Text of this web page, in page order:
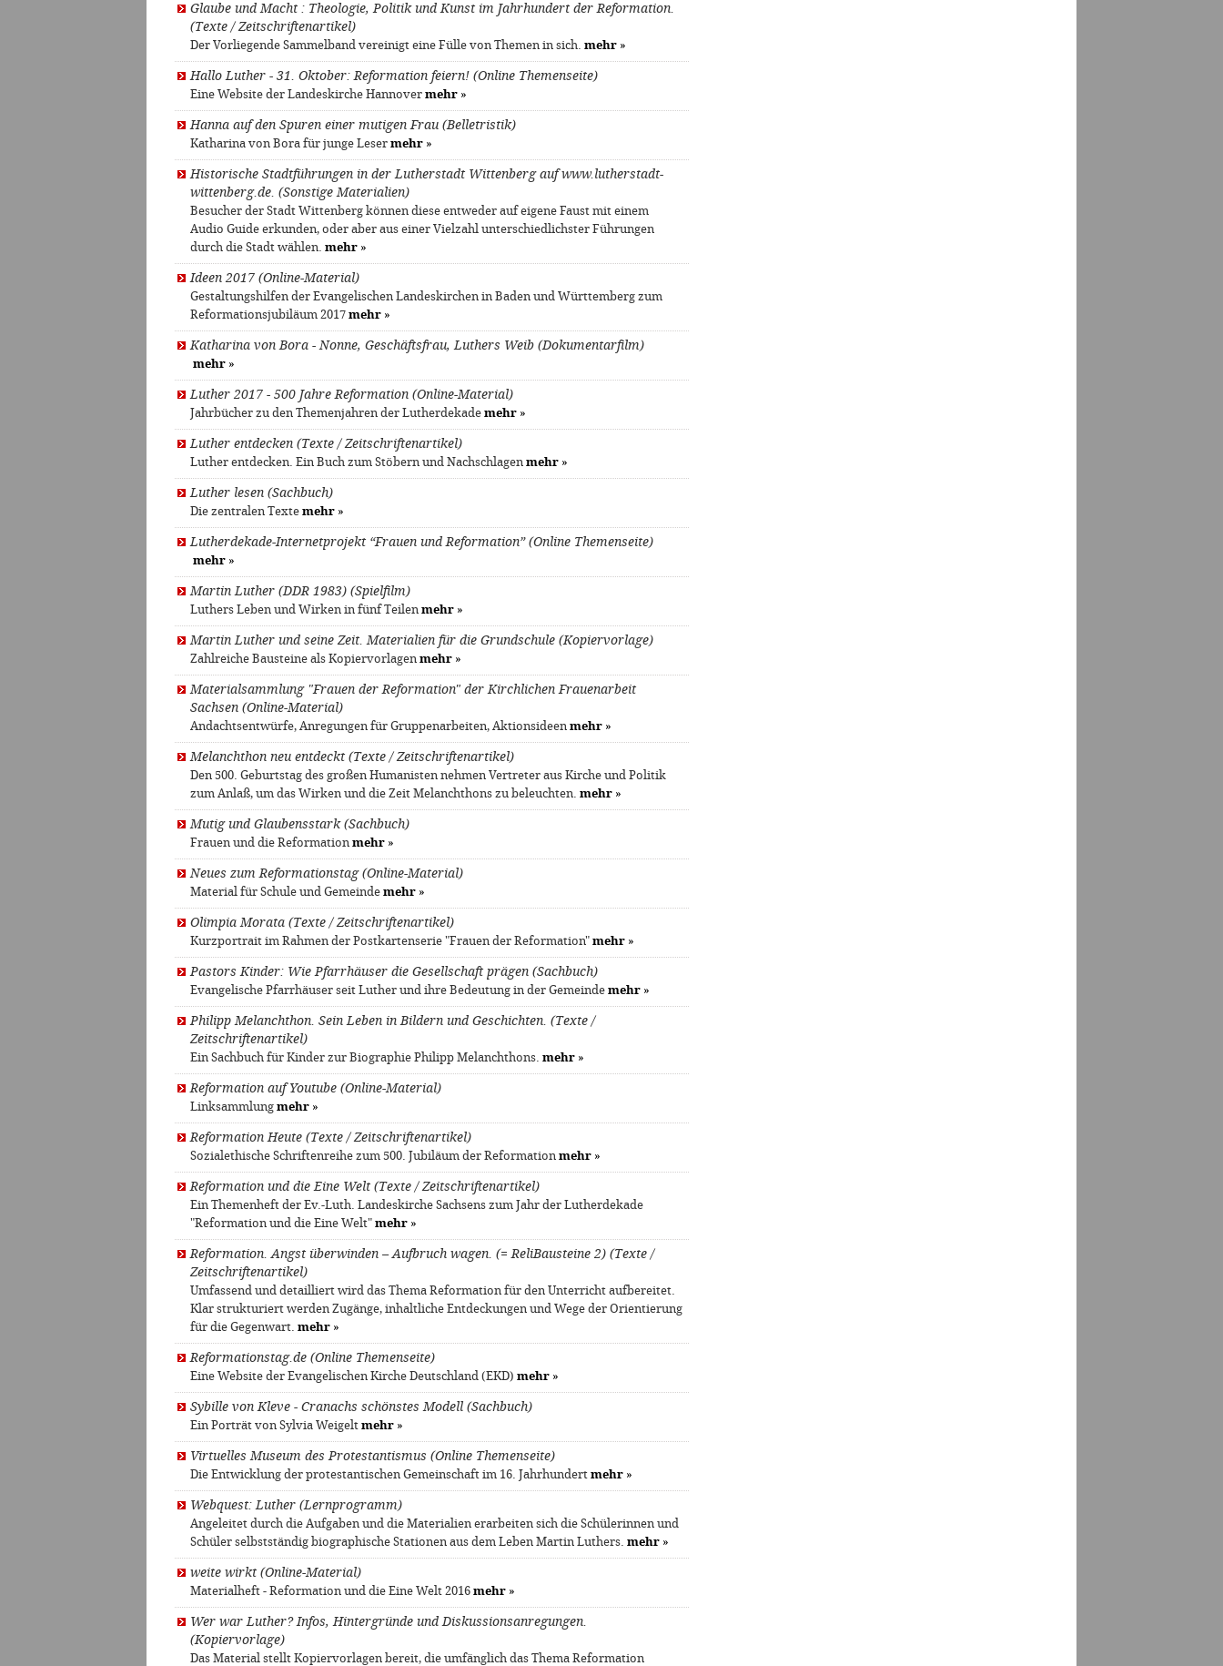
Glaube und Macht : Theologie, Politik und Kunst im Jahrhundert der Reformation.
(Texte / Zeitschriftenartikel)
Der Vorliegende Sammelband vereinigt eine Fülle von Themen in sich. mehr »
Hallo Luther - 31. Oktober: Reformation feiern! (Online Themenseite)
Eine Website der Landeskirche Hannover mehr »
Hanna auf den Spuren einer mutigen Frau (Belletristik)
Katharina von Bora für junge Leser mehr »
Historische Stadtführungen in der Lutherstadt Wittenberg auf www.lutherstadt-
wittenberg.de. (Sonstige Materialien)
Besucher der Stadt Wittenberg können diese entweder auf eigene Faust mit einem
Audio Guide erkunden, oder aber aus einer Vielzahl unterschiedlichster Führungen
durch die Stadt wählen. mehr »
Ideen 2017 (Online-Material)
Gestaltungshilfen der Evangelischen Landeskirchen in Baden und Württemberg zum
Reformationsjubiläum 2017 mehr »
Katharina von Bora - Nonne, Geschäftsfrau, Luthers Weib (Dokumentarfilm)
mehr »
Luther 2017 - 500 Jahre Reformation (Online-Material)
Jahrbücher zu den Themenjahren der Lutherdekade mehr »
Luther entdecken (Texte / Zeitschriftenartikel)
Luther entdecken. Ein Buch zum Stöbern und Nachschlagen mehr »
Luther lesen (Sachbuch)
Die zentralen Texte mehr »
Lutherdekade-Internetprojekt “Frauen und Reformation” (Online Themenseite)
mehr »
Martin Luther (DDR 1983) (Spielfilm)
Luthers Leben und Wirken in fünf Teilen mehr »
Martin Luther und seine Zeit. Materialien für die Grundschule (Kopiervorlage)
Zahlreiche Bausteine als Kopiervorlagen mehr »
Materialsammlung "Frauen der Reformation" der Kirchlichen Frauenarbeit
Sachsen (Online-Material)
Andachtsentwürfe, Anregungen für Gruppenarbeiten, Aktionsideen mehr »
Melanchthon neu entdeckt (Texte / Zeitschriftenartikel)
Den 500. Geburtstag des großen Humanisten nehmen Vertreter aus Kirche und Politik
zum Anlaß, um das Wirken und die Zeit Melanchthons zu beleuchten. mehr »
Mutig und Glaubensstark (Sachbuch)
Frauen und die Reformation mehr »
Neues zum Reformationstag (Online-Material)
Material für Schule und Gemeinde mehr »
Olimpia Morata (Texte / Zeitschriftenartikel)
Kurzportrait im Rahmen der Postkartenserie "Frauen der Reformation" mehr »
Pastors Kinder: Wie Pfarrhäuser die Gesellschaft prägen (Sachbuch)
Evangelische Pfarrhäuser seit Luther und ihre Bedeutung in der Gemeinde mehr »
Philipp Melanchthon. Sein Leben in Bildern und Geschichten. (Texte /
Zeitschriftenartikel)
Ein Sachbuch für Kinder zur Biographie Philipp Melanchthons. mehr »
Reformation auf Youtube (Online-Material)
Linksammlung mehr »
Reformation Heute (Texte / Zeitschriftenartikel)
Sozialethische Schriftenreihe zum 500. Jubiläum der Reformation mehr »
Reformation und die Eine Welt (Texte / Zeitschriftenartikel)
Ein Themenheft der Ev.-Luth. Landeskirche Sachsens zum Jahr der Lutherdekade
"Reformation und die Eine Welt" mehr »
Reformation. Angst überwinden – Aufbruch wagen. (= ReliBausteine 2) (Texte /
Zeitschriftenartikel)
Umfassend und detailliert wird das Thema Reformation für den Unterricht aufbereitet.
Klar strukturiert werden Zugänge, inhaltliche Entdeckungen und Wege der Orientierung
für die Gegenwart. mehr »
Reformationstag.de (Online Themenseite)
Eine Website der Evangelischen Kirche Deutschland (EKD) mehr »
Sybille von Kleve - Cranachs schönstes Modell (Sachbuch)
Ein Porträt von Sylvia Weigelt mehr »
Virtuelles Museum des Protestantismus (Online Themenseite)
Die Entwicklung der protestantischen Gemeinschaft im 16. Jahrhundert mehr »
Webquest: Luther (Lernprogramm)
Angeleitet durch die Aufgaben und die Materialien erarbeiten sich die Schülerinnen und
Schüler selbstständig biographische Stationen aus dem Leben Martin Luthers. mehr »
weite wirkt (Online-Material)
Materialheft - Reformation und die Eine Welt 2016 mehr »
Wer war Luther? Infos, Hintergründe und Diskussionsanregungen.
(Kopiervorlage)
Das Material stellt Kopiervorlagen bereit, die umfänglich das Thema Reformation